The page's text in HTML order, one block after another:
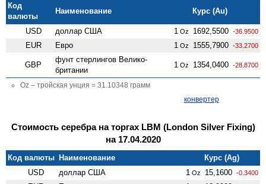
Код
валюты
Наименование Курс (Au)
USD доллар США 1 Oz 1692,5500 -36.9500
EUR Евро 1 Oz 1555,7900 -33.2700
GBP
фунт стерлингов Велико­
британии
1 Oz 1354,0400 -28.8700
Oz – тройская унция = 31.10348 грамм
конвертер
Стоимость серебра на торгах LBM (London Silver Fixing)
на 17.04.2020
Код валюты Наименование
Курс (Ag)
USD
доллар США 1 Oz 15,1600 -0.3400